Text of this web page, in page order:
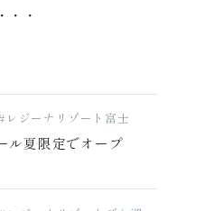
・・
レジーナリゾート富士
ル夏限定でオープ